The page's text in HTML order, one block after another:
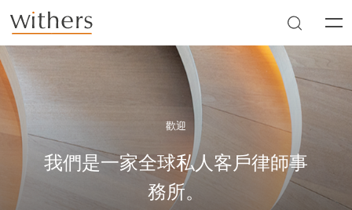
Skip to main content
歡迎
我們是一家全球私人客戶律師事
務所。